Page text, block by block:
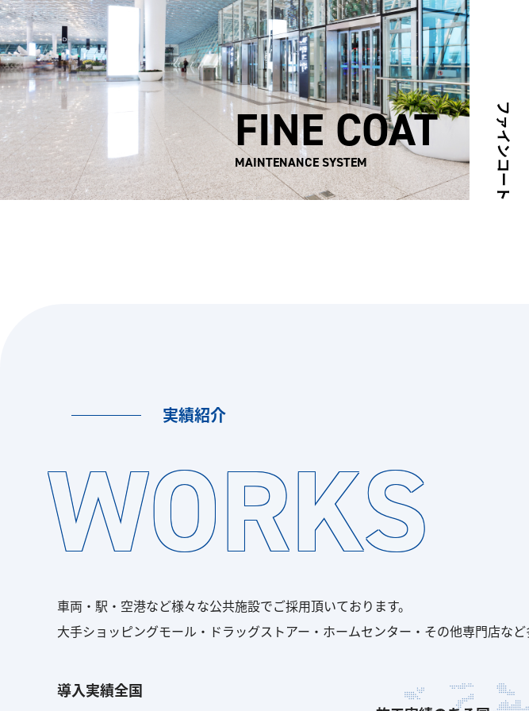
FINE COAT
MAINTENANCE SYSTEM ファインコート
実績紹介
WORKS
車両・駅・空港など様々な公共施設でご採用頂いております。
大手ショッピングモール・ドラッグストアー・ホームセンター・その他専門店など
導入実績全国